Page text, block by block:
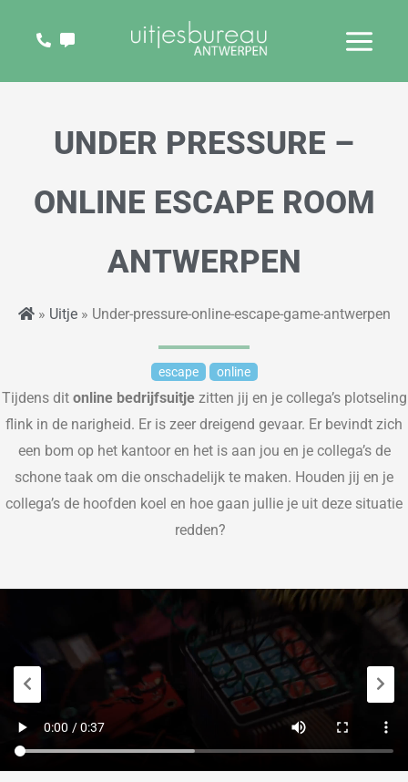
UNDER PRESSURE –
ONLINE ESCAPE ROOM
ANTWERPEN
» Uitje» Under-pressure-online-escape-game-antwerpen
escape online
Tijdens ditonlinebedrijfsuitje zitten jij en je collega’s plotseling
flink in de narigheid. Er is zeer dreigend gevaar. Er bevindt zich
een bom op het kantoor en het is aan jou en je collega’s de
schone taak om die onschadelijk te maken. Houden jij en je
collega’s de hoofden koel en hoe gaan jullie je uit deze situatie
redden?